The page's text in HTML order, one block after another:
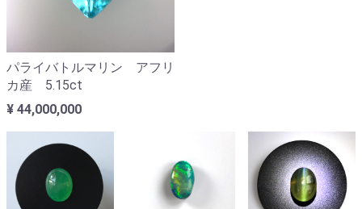
パライバトルマリン アフリ
カ産 5.15ct
¥ 44,000,000